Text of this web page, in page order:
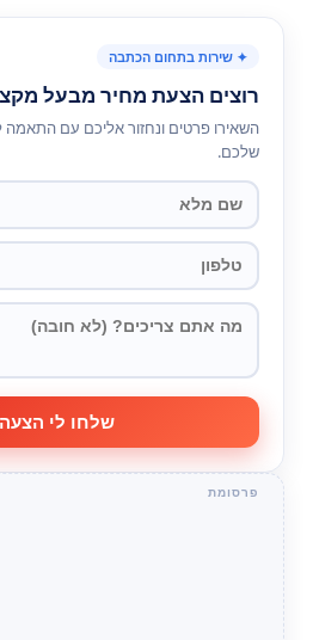
✦ שירות בתחום הכתבה
רוצים הצעת מחיר מבעל
השאירו פרטים ונחזור אליכם עם
שלכם.
שלחו לי